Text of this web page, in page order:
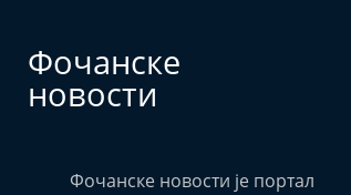
Фочанске
новости
Фочанске новости је портал